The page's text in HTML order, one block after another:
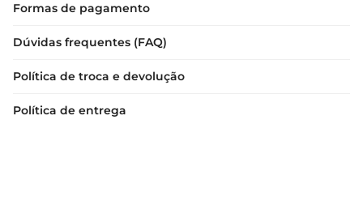
Formas de pagamento
Dúvidas frequentes (FAQ)
Política de troca e devolução
Política de entrega